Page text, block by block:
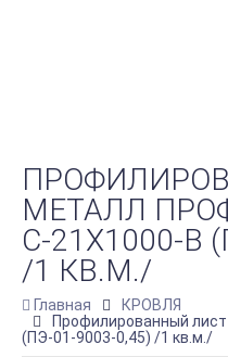
МЕТАЛЛ
С-21Х1000-B
/1 КВ.М./
Главная
КРОВЛЯ
Профилированный
(ПЭ-01-9003-0,45) /1 кв.м./